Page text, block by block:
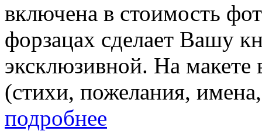
включена в стоимость
форзацах сделает Вашу
эксклюзивной. На макете
(стихи, пожелания,
подробнее